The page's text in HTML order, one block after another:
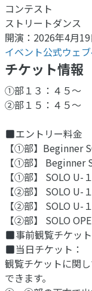
コンテスト
ストリートダンス
開演：2026年4月
イベント公式ウェ
チケット情報
①部１３：４５〜
②部１５：４５〜
エントリー料金
【①部】Beginner
【①部】 Beginner
【①部】
【②部】 SOLO U-
【②部】 SOLO U-
【②部】
事前観覧チケッ
当日チケット
観覧チケットに関
できます。